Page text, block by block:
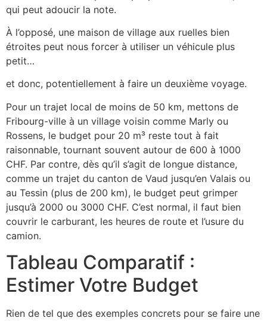
qui peut adoucir la note.
À l’opposé, une maison de village aux ruelles bien
étroites peut nous forcer à utiliser un véhicule plus
petit…
et donc, potentiellement à faire un deuxième voyage.
Pour un trajet local de moins de 50 km, mettons de
Fribourg-ville à un village voisin comme Marly ou
Rossens, le budget pour 20 m³ reste tout à fait
raisonnable, tournant souvent autour de 600 à 1000
CHF. Par contre, dès qu’il s’agit de longue distance,
comme un trajet du canton de Vaud jusqu’en Valais ou
au Tessin (plus de 200 km), le budget peut grimper
jusqu’à 2000 ou 3000 CHF. C’est normal, il faut bien
couvrir le carburant, les heures de route et l’usure du
camion.
Tableau Comparatif :
Estimer Votre Budget
Rien de tel que des exemples concrets pour se faire une